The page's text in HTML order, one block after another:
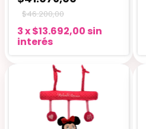
$46.200,00
3x$13.692,00 sin
interés